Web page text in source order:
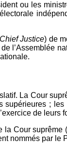
ou les
Chief Justice) de
l’Assemblée
La Cour
supérieures ;
de leurs
la Cour suprême (
nommés par